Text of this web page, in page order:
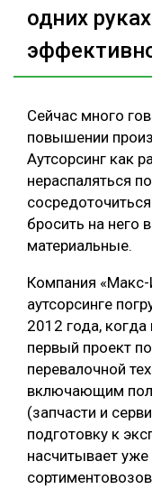
одних
Сейчас много
повышении
Аутсорсинг как
нераспаляться
бросить на него
материальные.
Компания «Макс-
аутсорсинге
2012 года,
первый проект
перевалочной
включающим
(запчасти и
подготовку к
насчитывает